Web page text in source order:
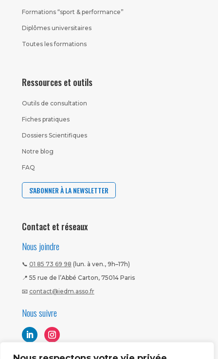
Formations “sport & performance”
Diplômes universitaires
Toutes les formations
Ressources et outils
Outils de consultation
Fiches pratiques
Dossiers Scientifiques
Notre blog
FAQ
S'ABONNER À LA NEWSLETTER
Contact et réseaux
Nous joindre
📞 01 85 73 69 98 (lun. à ven., 9h–17h)
📍 55 rue de l’Abbé Carton, 75014 Paris
📧 contact@iedm.asso.fr
Nous suivre